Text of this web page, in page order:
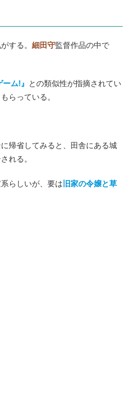
する。 細田守監督作品の中で
ム!』
との類似性が指摘されてい
らっている。
帰省してみると、田舎にある城
れる。
らしいが、要は 旧家の令嬢と草